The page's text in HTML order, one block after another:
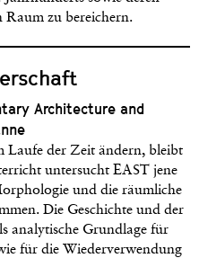
Raum zu bereichern.
Architecture and
Laufe der Zeit ändern, bleibt
untersucht EAST jene
und die räumliche
Die Geschichte und der
analytische Grundlage für
für die Wiederverwendung